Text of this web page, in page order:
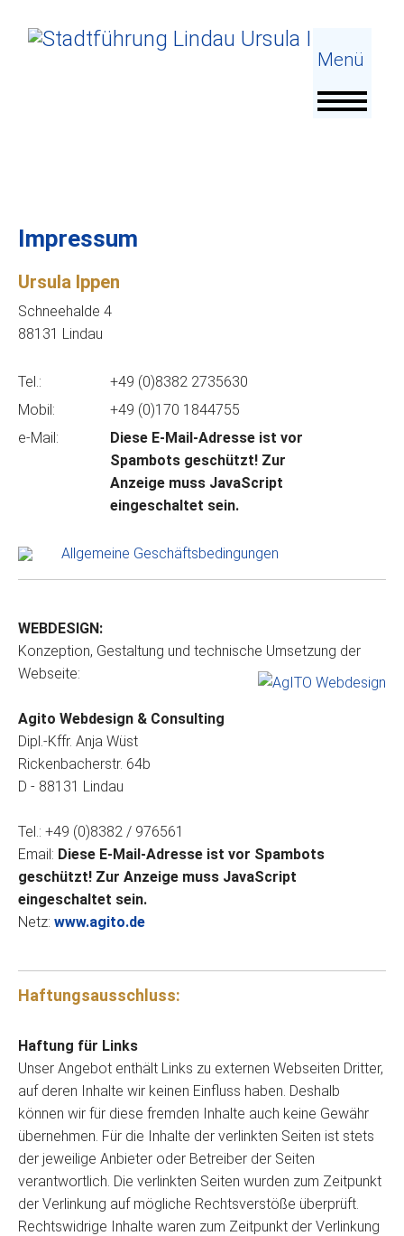
Impressum
Ursula Ippen
Schneehalde 4
88131 Lindau
Tel.:
+49 (0)8382 2735630
Mobil:
+49 (0)170 1844755
e-Mail:
Diese E-Mail-Adresse ist vor
Spambots geschützt! Zur
Anzeige muss JavaScript
eingeschaltet sein.
Allgemeine Geschäftsbedingungen
WEBDESIGN:
Konzeption, Gestaltung und technische Umsetzung der
Webseite:
Agito Webdesign & Consulting
Dipl.-Kffr. Anja Wüst
Rickenbacherstr. 64b
D - 88131 Lindau
Tel.: +49 (0)8382 / 976561
Email: Diese E-Mail-Adresse ist vor Spambots
geschützt! Zur Anzeige muss JavaScript
eingeschaltet sein.
Netz: www.agito.de
Haftungsausschluss:
Haftung für Links
Unser Angebot enthält Links zu externen Webseiten Dritter,
auf deren Inhalte wir keinen Einfluss haben. Deshalb
können wir für diese fremden Inhalte auch keine Gewähr
übernehmen. Für die Inhalte der verlinkten Seiten ist stets
der jeweilige Anbieter oder Betreiber der Seiten
verantwortlich. Die verlinkten Seiten wurden zum Zeitpunkt
der Verlinkung auf mögliche Rechtsverstöße überprüft.
Rechtswidrige Inhalte waren zum Zeitpunkt der Verlinkung